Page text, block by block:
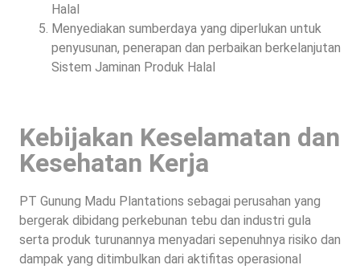
Halal
Menyediakan sumberdaya yang diperlukan untuk
penyusunan, penerapan dan perbaikan berkelanjutan
Sistem Jaminan Produk Halal
Kebijakan Keselamatan dan
Kesehatan Kerja
PT Gunung Madu Plantations sebagai perusahan yang
bergerak dibidang perkebunan tebu dan industri gula
serta produk turunannya menyadari sepenuhnya risiko dan
dampak yang ditimbulkan dari aktifitas operasional